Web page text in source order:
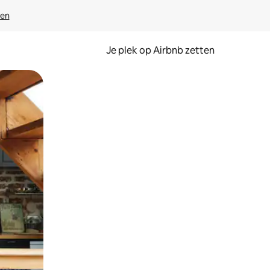
Je plek op Airbnb zetten
of swipen.